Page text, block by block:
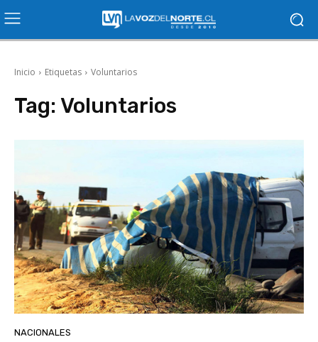
Inicio Etiquetas Voluntarios
Tag: Voluntarios
NACIONALES